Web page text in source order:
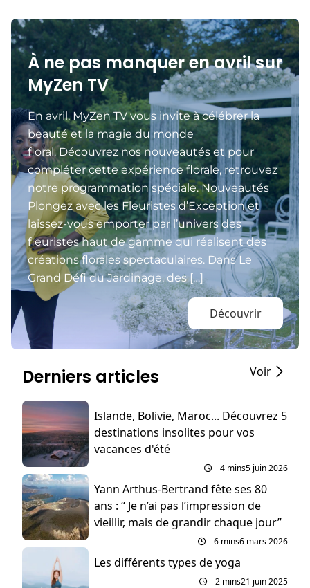
À ne pas manquer en avril sur
MyZen TV
En avril, MyZen TV vous invite à célébrer la
beauté et la magie du monde
floral. Découvrez nos nouveautés et pour
compléter cette expérience florale, retrouvez
notre programmation spéciale. Nouveautés
Plongez avec les Fleuristes d’Exception et
laissez-vous emporter par l’univers des
fleuristes haut de gamme qui réalisent des
créations florales spectaculaires. Dans Le
Grand Défi du Jardinage, des […]
Découvrir
Derniers articles Voir
Islande, Bolivie, Maroc... Découvrez 5
destinations insolites pour vos
vacances d'été
4 mins5 juin 2026
Yann Arthus-Bertrand fête ses 80
ans : “ Je n’ai pas l’impression de
vieillir, mais de grandir chaque jour”
6 mins6 mars 2026
Les différents types de yoga
2 mins21 juin 2025